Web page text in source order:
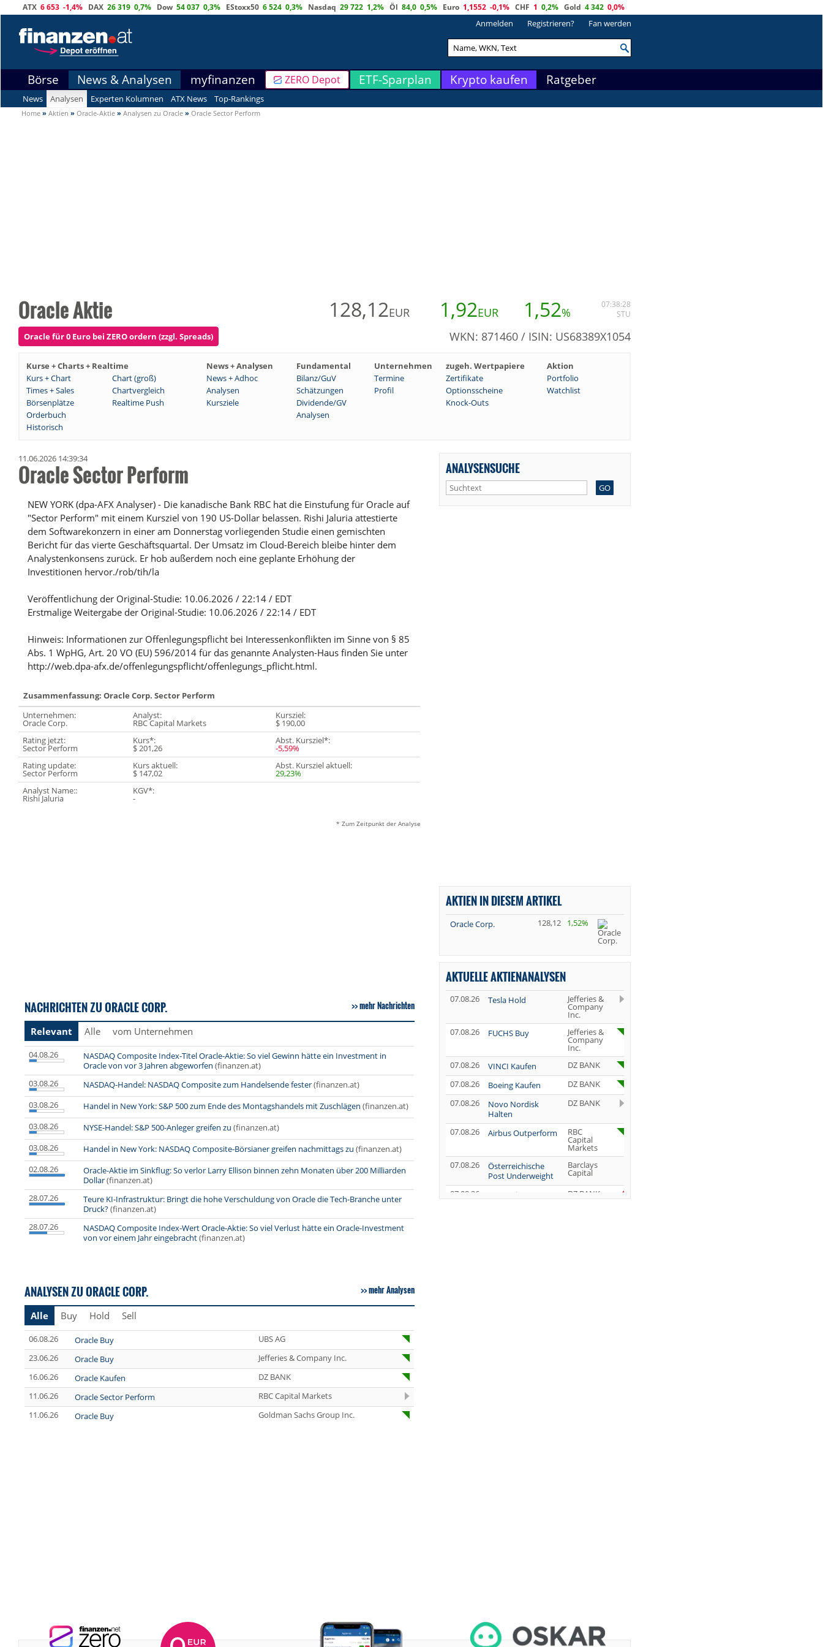
ATX 6 653 -1,4% DAX 26 319 0,7% Dow 54 037 0,3% EStoxx50 6 524 0,3% Nasdaq 29 722 1,2% Öl 84,0 0,5% Euro 1,1552 -0,1% CHF 1 0,2% Gold 4 342 0,0%
Anmelden Registrieren? Fan werden
Börse News & Analysen myfinanzen ZERO Depot ETF-Sparplan Krypto kaufen Ratgeber
News Analysen Experten Kolumnen ATX News Top-Rankings
Home » Aktien » Oracle-Aktie » Analysen zu Oracle » Oracle Sector Perform
Oracle Aktie 128,12EUR 1,92EUR 1,52%
07:38:28
STU
Oracle für 0 Euro bei ZERO ordern (zzgl. Spreads) WKN: 871460 / ISIN: US68389X1054
Kurse + Charts + Realtime News + Analysen Fundamental Unternehmen zugeh. Wertpapiere
Aktion
Kurs + Chart
Chart (groß) News + Adhoc Bilanz/GuV Termine Zertifikate
Portfolio
Times + Sales
Chartvergleich Analysen Schätzungen Profil Optionsscheine
Watchlist
Börsenplätze
Realtime Push Kursziele Dividende/GV
Knock-Outs
Orderbuch
Analysen
Historisch
11.06.2026 14:39:34
Oracle Sector Perform
NEW YORK (dpa-AFX Analyser) - Die kanadische Bank RBC hat die Einstufung für Oracle auf
"Sector Perform" mit einem Kursziel von 190 US-Dollar belassen. Rishi Jaluria attestierte
dem Softwarekonzern in einer am Donnerstag vorliegenden Studie einen gemischten
Bericht für das vierte Geschäftsquartal. Der Umsatz im Cloud-Bereich bleibe hinter dem
Analystenkonsens zurück. Er hob außerdem noch eine geplante Erhöhung der
Investitionen hervor./rob/tih/la
Veröffentlichung der Original-Studie: 10.06.2026 / 22:14 / EDT
Erstmalige Weitergabe der Original-Studie: 10.06.2026 / 22:14 / EDT
Hinweis: Informationen zur Offenlegungspflicht bei Interessenkonflikten im Sinne von § 85
Abs. 1 WpHG, Art. 20 VO (EU) 596/2014 für das genannte Analysten-Haus finden Sie unter
http://web.dpa-afx.de/offenlegungspflicht/offenlegungs_pflicht.html.
Zusammenfassung: Oracle Corp. Sector Perform
Unternehmen:
Oracle Corp.
Analyst:
RBC Capital Markets
Kursziel:
$ 190,00
Rating jetzt:
Sector Perform
Kurs*:
$ 201,26
Abst. Kursziel*:
-5,59%
Rating update:
Sector Perform
Kurs aktuell:
$ 147,02
Abst. Kursziel aktuell:
29,23%
Analyst Name::
Rishi Jaluria
KGV*:
-
* Zum Zeitpunkt der Analyse
NACHRICHTEN ZU ORACLE CORP. mehr Nachrichten
Relevant Alle vom Unternehmen
04.08.26
NASDAQ Composite Index-Titel Oracle-Aktie: So viel Gewinn hätte ein Investment in
Oracle von vor 3 Jahren abgeworfen (finanzen.at)
03.08.26
NASDAQ-Handel: NASDAQ Composite zum Handelsende fester(finanzen.at)
03.08.26
Handel in New York: S&P 500 zum Ende des Montagshandels mit Zuschlägen (finanzen.at)
03.08.26
NYSE-Handel: S&P 500-Anleger greifen zu (finanzen.at)
03.08.26
Handel in New York: NASDAQ Composite-Börsianer greifen nachmittags zu (finanzen.at)
02.08.26
Oracle-Aktie im Sinkflug: So verlor Larry Ellison binnen zehn Monaten über 200 Milliarden
Dollar(finanzen.at)
28.07.26
Teure KI-Infrastruktur: Bringt die hohe Verschuldung von Oracle die Tech-Branche unter
Druck?(finanzen.at)
28.07.26
NASDAQ Composite Index-Wert Oracle-Aktie: So viel Verlust hätte ein Oracle-Investment
von vor einem Jahr eingebracht(finanzen.at)
ANALYSEN ZU ORACLE CORP. mehr Analysen
Alle Buy Hold Sell
06.08.26 Oracle Buy
UBS AG
23.06.26
Oracle Buy
Jefferies & Company Inc.
16.06.26
Oracle Kaufen
DZ BANK
11.06.26
Oracle Sector Perform
RBC Capital Markets
11.06.26
Oracle Buy Goldman Sachs Group Inc.
ANALYSENSUCHE
GO
AKTIEN IN DIESEM ARTIKEL
Oracle Corp. 128,12 1,52%
AKTUELLE AKTIENANALYSEN
07.08.26 Tesla Hold Jefferies &
Company
Inc.
07.08.26
FUCHS Buy Jefferies &
Company
Inc.
07.08.26
VINCI Kaufen
DZ BANK
07.08.26
Boeing Kaufen
DZ BANK
07.08.26
Novo Nordisk
Halten
DZ BANK
07.08.26 Airbus Outperform RBC
Capital
Markets
07.08.26
Österreichische
Post Underweight
Barclays
Capital
07.08.26
SUSS MicroTec
DZ BANK
07.08.26
Scout24 Kaufen
DZ BANK